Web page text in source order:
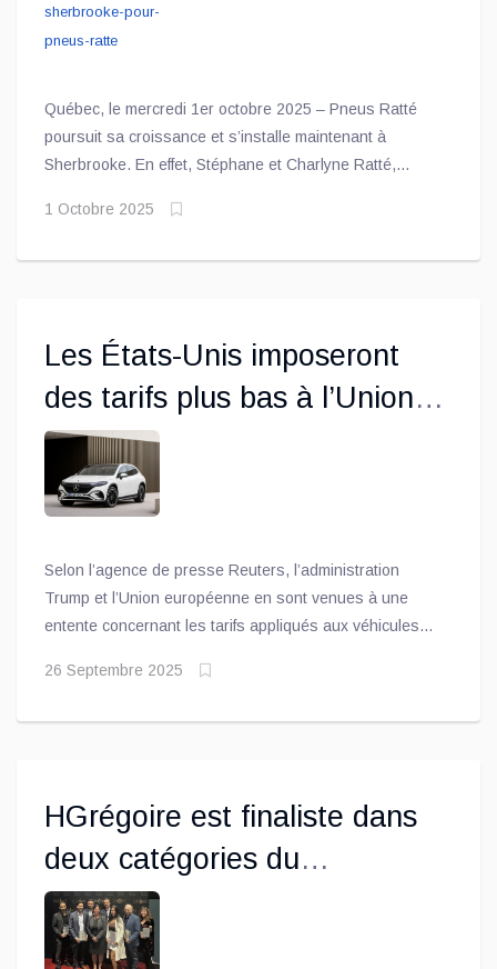
Québec, le mercredi 1er octobre 2025 – Pneus Ratté
poursuit sa croissance et s’installe maintenant à
Sherbrooke. En effet, Stéphane et Charlyne Ratté,
couverture provinciale avec l’acquisition en territoire
chiffres d’affaires!
1 Octobre 2025
Les États-Unis imposeront
des tarifs plus bas à l’Union
Européenne
Selon l’agence de presse Reuters, l’administration
Trump et l’Union européenne en sont venues à une
entente concernant les tarifs appliqués aux véhicules
rapporte que la nouvelle entente prévoit un taux de 15
26 Septembre 2025
HGrégoire est finaliste dans
deux catégories du
prestigieux concours Dunamis